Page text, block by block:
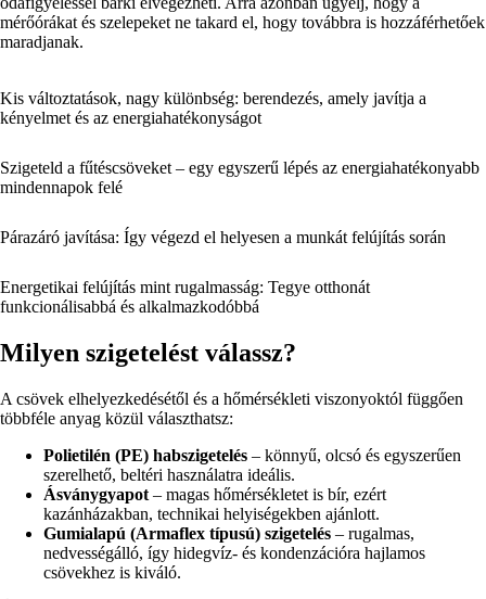
mérőórákat és szelepeket ne takard el, hogy továbbra is hozzáférhetőek
maradjanak.
Kis változtatások, nagy különbség: berendezés, amely javítja a
kényelmet és az energiahatékonyságot
Szigeteld a fűtéscsöveket – egy egyszerű lépés az energiahatékonyabb
mindennapok felé
Párazáró javítása: Így végezd el helyesen a munkát felújítás során
Energetikai felújítás mint rugalmasság: Tegye otthonát
funkcionálisabbá és alkalmazkodóbbá
Milyen szigetelést válassz?
A csövek elhelyezkedésétől és a hőmérsékleti viszonyoktól függően
többféle anyag közül választhatsz:
Polietilén (PE) habszigetelés – könnyű, olcsó és egyszerűen
szerelhető, beltéri használatra ideális.
Ásványgyapot – magas hőmérsékletet is bír, ezért
kazánházakban, technikai helyiségekben ajánlott.
Gumialapú (Armaflex típusú) szigetelés – rugalmas,
nedvességálló, így hidegvíz- és kondenzációra hajlamos
csövekhez is kiváló.